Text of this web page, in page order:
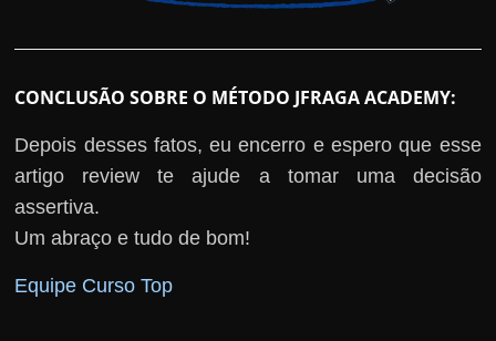
CONCLUSÃO SOBRE O MÉTODO JFRAGA ACADEMY:
Depois desses fatos, eu encerro e espero que esse
artigo review te ajude a tomar uma decisão
assertiva.
Um abraço e tudo de bom!
Equipe Curso Top